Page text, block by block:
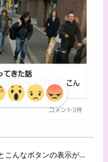
こんなボタンの表示が…